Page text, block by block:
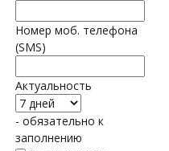
Номер моб. телефона
(SMS)
Актуальность
- обязательно к
заполнению